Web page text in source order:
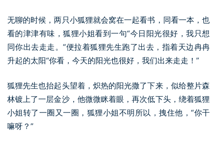
无聊的时候，两只小狐狸就会窝在一起看书，同看一本，也
看的津津有味，狐狸小姐看到一句“今日阳光很好，我只想
同你出去走走。”便拉着狐狸先生跑了出去，指着天边冉冉
升起的太阳“你看，今天的阳光也很好，我们出来走走！”
狐狸先生也抬起头望着，炽热的阳光撒了下来，似给整片森
林镀上了一层金沙，他微微眯着眼，再次低下头，绕着狐狸
小姐转了一圈又一圈，狐狸小姐不明所以，拽住他，“你干
嘛呀？”